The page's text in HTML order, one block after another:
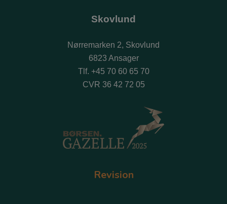
Skovlund
Nørremarken 2, Skovlund
6823 Ansager
Tlf. +45 70 60 65 70
CVR 36 42 72 05
Revision